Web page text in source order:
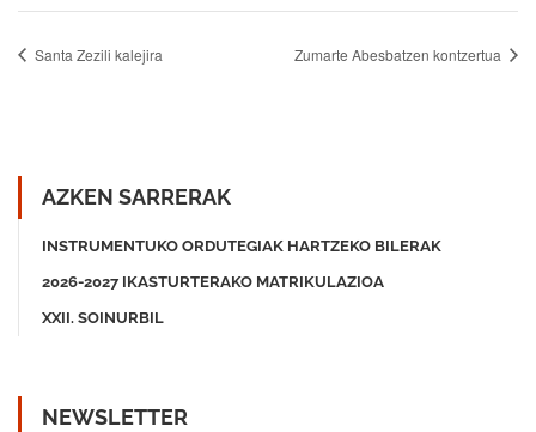
Santa Zezili kalejira Zumarte Abesbatzen kontzertua
AZKEN SARRERAK
INSTRUMENTUKO ORDUTEGIAK HARTZEKO BILERAK
2026-2027 IKASTURTERAKO MATRIKULAZIOA
XXII. SOINURBIL
NEWSLETTER